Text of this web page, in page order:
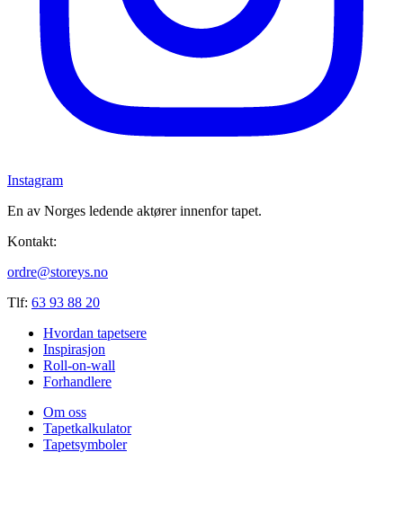
Instagram
En av Norges ledende aktører innenfor tapet.
Kontakt:
ordre@storeys.no
Tlf: 63 93 88 20
Hvordan tapetsere
Inspirasjon
Roll-on-wall
Forhandlere
Om oss
Tapetkalkulator
Tapetsymboler